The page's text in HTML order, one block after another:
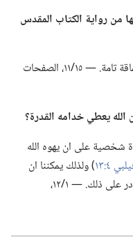
من رواية الكتاب المقدس
ان اي تظاهر بالاستقلال عن يهوه الله هو حماقة تامة.‏ —‏ ١٥/‏١١،‏ الصفحات
يعطي خدامه القدرة؟‏
شخصية على ان يهوه الله
٤:‏١٣
‏)‏ ولذلك يمكننا ان
نكون على ثقة بأن الله يريد ان يقوينا وهو قادر على ذلك.‏ —‏ ١/‏١٢،‏